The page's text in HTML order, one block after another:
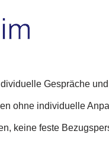
Gespräche
ohne individuelle
keine feste